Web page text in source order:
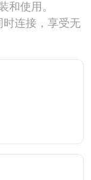
使用。
连接，享受无